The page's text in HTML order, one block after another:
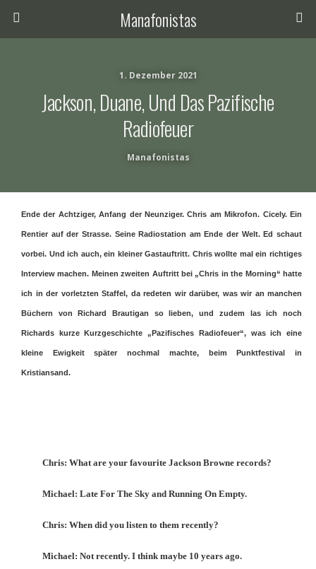
Manafonistas
1. Dezember 2021
Jackson, Duane, Und Das Pazifische
Radiofeuer
Manafonistas
Ende der Achtziger, Anfang der Neunziger. Chris am Mikrofon. Cicely. Ein
Rentier auf der Strasse. Seine Radiostation am Ende der Welt. Ed schaut
vorbei. Und ich auch, ein kleiner Gastauftritt. Chris wollte mal ein richtiges
Interview machen. Meinen zweiten Auftritt bei „Chris in the Morning“ hatte
ich in der vorletzten Staffel, da redeten wir darüber, was wir an manchen
Büchern von Richard Brautigan so lieben, und zudem las ich noch
Richards kurze Kurzgeschichte „Pazifisches Radiofeuer“, was ich eine
kleine Ewigkeit später nochmal machte, beim Punktfestival in
Kristiansand.
Chris: What are your favourite Jackson Browne records?
Michael: Late For The Sky and Running On Empty.
Chris: When did you listen to them recently?
Michael: Not recently. I think maybe 10 years ago.